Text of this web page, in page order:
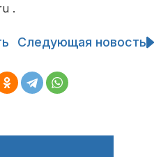
.
Следующая новость